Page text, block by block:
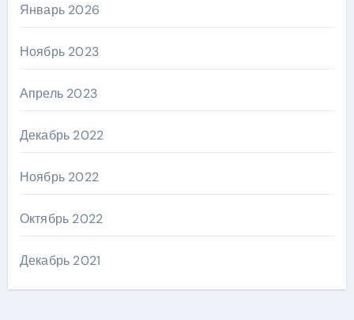
Январь 2026
Ноябрь 2023
Апрель 2023
Декабрь 2022
Ноябрь 2022
Октябрь 2022
Декабрь 2021